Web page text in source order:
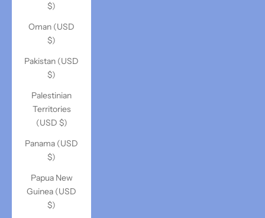
$)
Oman (USD
$)
Pakistan (USD
$)
Palestinian
Territories
(USD $)
Panama (USD
$)
Papua New
Guinea (USD
$)